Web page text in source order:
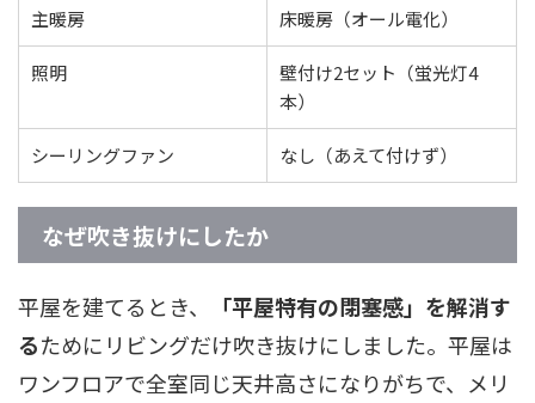
主暖房 床暖房（オール電化）
照明
壁付け2セット（蛍光灯4
本）
シーリングファン なし（あえて付けず）
なぜ吹き抜けにしたか
平屋を建てるとき、
「平屋特有の閉塞感」を解消す
るためにリビングだけ吹き抜けにしました。平屋は
ワンフロアで全室同じ天井高さになりがちで、メリ